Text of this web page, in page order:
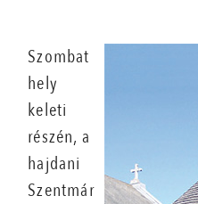
Szombat
hely
keleti
részén, a
hajdani
Szentmár